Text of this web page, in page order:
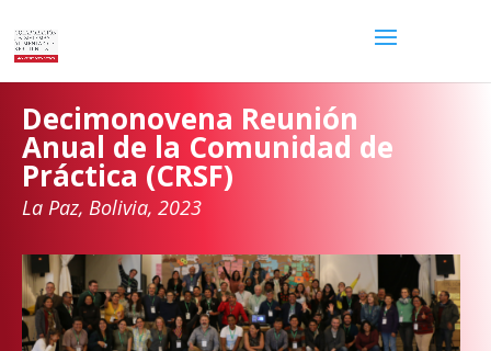
Decimonovena Reunión
Anual de la Comunidad de
Práctica (CRSF)
La Paz, Bolivia, 2023